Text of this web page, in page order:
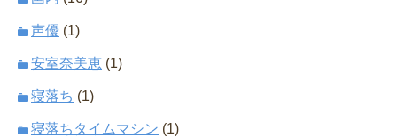
声優 (1)
安室奈美恵 (1)
寝落ち (1)
寝落ちタイムマシン (1)